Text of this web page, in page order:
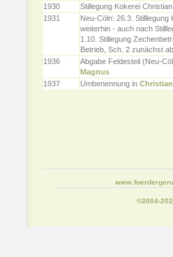
1930
Stillegung Kokerei
1931
Neu-Cöln: 26.3. Stilllegung
weiterhin - auch nach
1.10. Stillegung
Betrieb, Sch. 2 zunächst
1936
Abgabe Feldesteil (Neu-
Magnus
1937
Umbenennung in
©2004-